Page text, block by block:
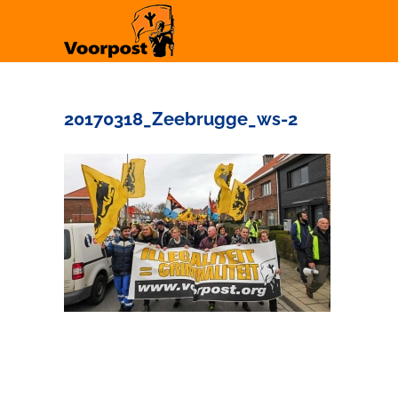
20170318_Zeebrugge_ws-2